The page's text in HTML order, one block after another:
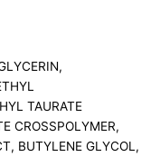
TAURATE
CROSSPOLYMER,
BUTYLENE GLYCOL,